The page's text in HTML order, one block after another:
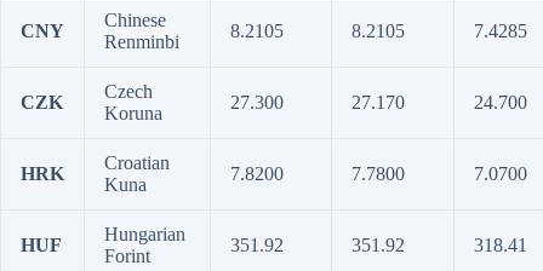
CNY
Chinese
Renminbi
8.2105 8.2105 7.4285
CZK
Czech
Koruna
27.300 27.170 24.700
HRK
Croatian
Kuna
7.8200 7.7800 7.0700
HUF
Hungarian
Forint
351.92 351.92 318.41